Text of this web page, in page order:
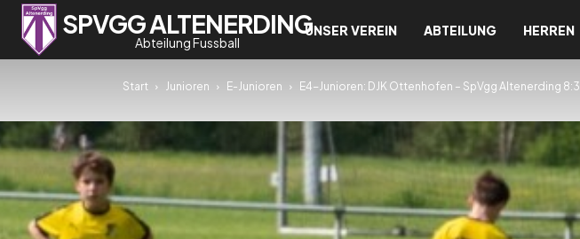
SPVGG ALTENERDING
Abteilung Fussball
UNSER VEREIN ABTEILUNG HERREN
Start Junioren E-Junioren E4-Junioren: DJK Ottenhofen – SpVgg Altenerding 8:3